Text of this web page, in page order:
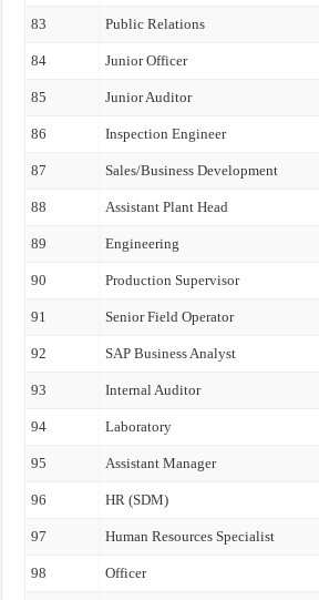
83 Public Relations
84 Junior Officer
85 Junior Auditor
86 Inspection Engineer
87 Sales/Business Development
88 Assistant Plant Head
89 Engineering
90 Production Supervisor
91 Senior Field Operator
92 SAP Business Analyst
93 Internal Auditor
94 Laboratory
95 Assistant Manager
96 HR (SDM)
97 Human Resources Specialist
98 Officer